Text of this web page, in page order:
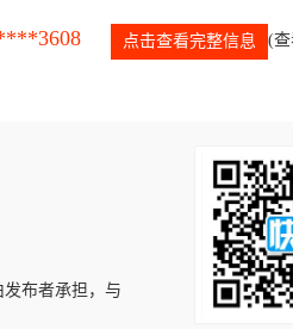
点击查看完整信息 (查
布者承担，与